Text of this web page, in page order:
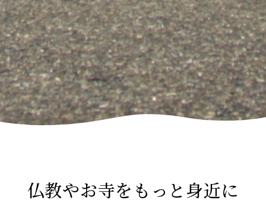
仏教やお寺をもっと身近に